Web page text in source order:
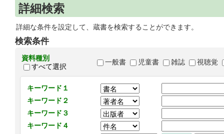
詳細検索
詳細な条件を設定して、蔵書を検索することができます。
検索条件
資料種別
すべて選択
一般書 児童書 雑誌 視聴覚
キーワード１
キーワード２
キーワード３
キーワード４